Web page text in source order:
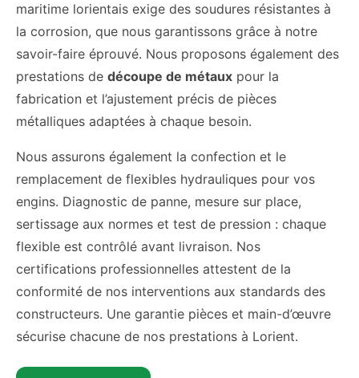
maritime lorientais exige des soudures résistantes à
la corrosion, que nous garantissons grâce à notre
savoir-faire éprouvé. Nous proposons également des
prestations de découpe de métaux pour la
fabrication et l’ajustement précis de pièces
métalliques adaptées à chaque besoin.
Nous assurons également la confection et le
remplacement de flexibles hydrauliques pour vos
engins. Diagnostic de panne, mesure sur place,
sertissage aux normes et test de pression : chaque
flexible est contrôlé avant livraison. Nos
certifications professionnelles attestent de la
conformité de nos interventions aux standards des
constructeurs. Une garantie pièces et main-d’œuvre
sécurise chacune de nos prestations à Lorient.